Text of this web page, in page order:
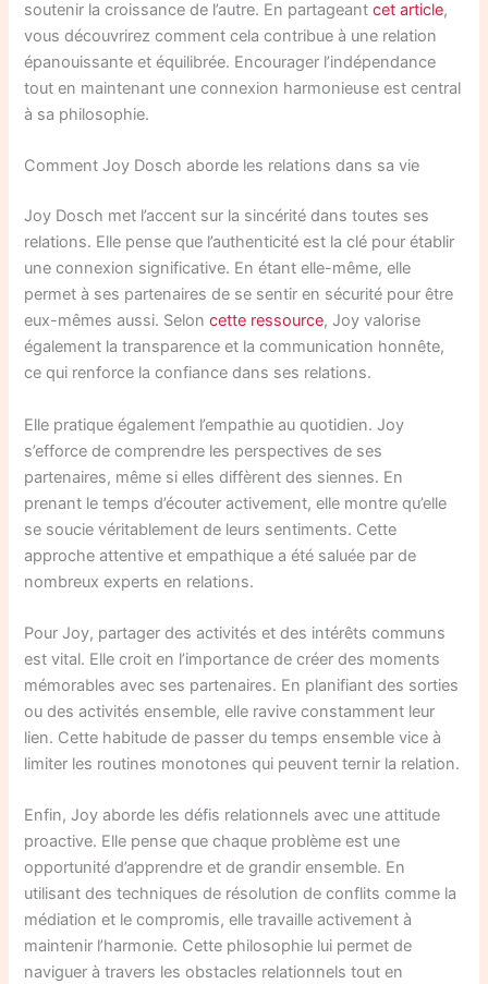
soutenir la croissance de l’autre. En partageantcet article,
vous découvrirez comment cela contribue à une relation
épanouissante et équilibrée. Encourager l’indépendance
tout en maintenant une connexion harmonieuse est central
à sa philosophie.
Comment Joy Dosch aborde les relations dans sa vie
Joy Dosch met l’accent sur la sincérité dans toutes ses
relations. Elle pense que l’authenticité est la clé pour établir
une connexion significative. En étant elle-même, elle
permet à ses partenaires de se sentir en sécurité pour être
eux-mêmes aussi. Seloncette ressource, Joy valorise
également la transparence et la communication honnête,
ce qui renforce la confiance dans ses relations.
Elle pratique également l’empathie au quotidien. Joy
s’efforce de comprendre les perspectives de ses
partenaires, même si elles diffèrent des siennes. En
prenant le temps d’écouter activement, elle montre qu’elle
se soucie véritablement de leurs sentiments. Cette
approche attentive et empathique a été saluée par de
nombreux experts en relations.
Pour Joy, partager des activités et des intérêts communs
est vital. Elle croit en l’importance de créer des moments
mémorables avec ses partenaires. En planifiant des sorties
ou des activités ensemble, elle ravive constamment leur
lien. Cette habitude de passer du temps ensemble vice à
limiter les routines monotones qui peuvent ternir la relation.
Enfin, Joy aborde les défis relationnels avec une attitude
proactive. Elle pense que chaque problème est une
opportunité d’apprendre et de grandir ensemble. En
utilisant des techniques de résolution de conflits comme la
médiation et le compromis, elle travaille activement à
maintenir l’harmonie. Cette philosophie lui permet de
naviguer à travers les obstacles relationnels tout en